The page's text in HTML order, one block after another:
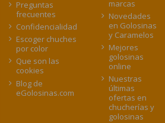
Preguntas
frecuentes
Confidencialidad
Escoger chuches
por color
Que son las
cookies
Blog de
eGolosinas.com
marcas
Novedades
en Golosinas
y Caramelos
Mejores
golosinas
online
Nuestras
últimas
ofertas en
chucherías y
golosinas